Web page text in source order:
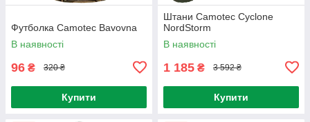
Футболка Camotec Bavovna
В наявності
96 ₴ 320 ₴
Купити
Штани Camotec Cyclone
NordStorm
В наявності
1 185 ₴ 3 592 ₴
Купити